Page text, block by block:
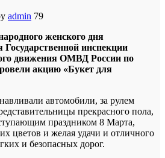
admin 79
женского дня
Государственной инспекции
движения ОМВД России по
акцию «Букет для
автомобили, за рулем
прекрасного пола,
праздником 8 Марта,
цветов и желая удачи и отличного
и безопасных дорог.